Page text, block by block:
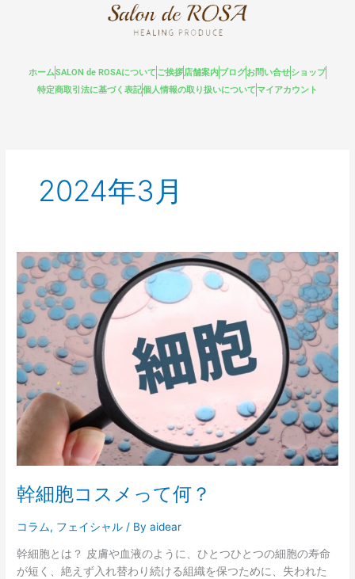
ホームSALON de ROSAについて ご挨拶店舗案内ブログお問い合せショップ
特定商取引法に基づく表記個人情報の取り扱いについてマイアカウント
2024年3月
幹細胞コスメって何？
コラム, フェイシャル / Byaidear
幹細胞とは？ 皮膚や血液のように、ひとつひとつの細胞の寿命
が短く、絶えず入れ替わり続ける組織を保つために、失われた
幹
細
胞
コ
ス
メ
っ
て
何？